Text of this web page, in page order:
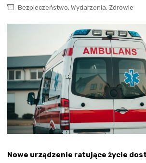
Bezpieczeństwo, Wydarzenia, Zdrowie
Nowe urządzenie ratujące życie